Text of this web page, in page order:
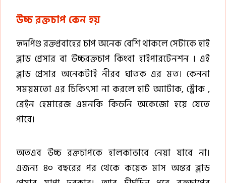
উচ্চ রক্তচাপ কেন হয়
হৃদপিণ্ড রক্তপ্রবাহের চাপ অনেক বেশি থাকলে সেটাকে হাই
ব্লাড প্রেসার বা উচ্চরক্তচাপ কিংবা হাইপারটেনশন । এই
ব্লাড প্রেসার অনেকটাই নীরব ঘাতক এর মত। কেননা
সময়মতো এর চিকিৎসা না করলে হার্ট অ্যাটাক, স্ট্রোক ,
ব্রেইন হেমারেজ এমনকি কিডনি অকেজো হয়ে যেতে
পারে।
অতএব উচ্চ রক্তচাপকে হালকাভাবে নেয়া যাবে না।
এজন্য ৪০ বছরের পর থেকে কয়েক মাস অন্তর ব্লাড